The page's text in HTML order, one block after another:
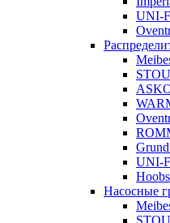
UNI-
UNI-
Hoobs
Насосные